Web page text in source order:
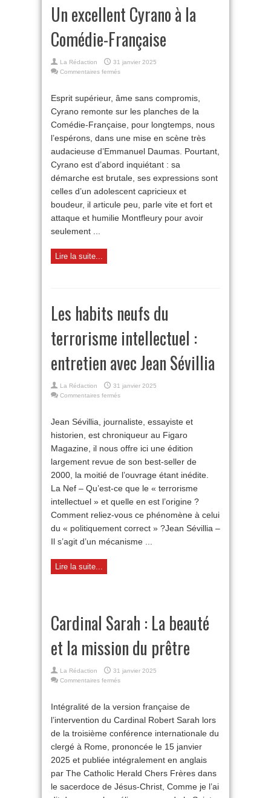
Un excellent Cyrano à la
Comédie-Française
La Rédaction
31 janvier 2025
Commentaires fermés
Cyrano
à
Comédie-
Française
Esprit supérieur, âme sans compromis,
Cyrano remonte sur les planches de la
Comédie-Française, pour longtemps, nous
l’espérons, dans une mise en scène très
audacieuse d’Emmanuel Daumas. Pourtant,
Cyrano est d’abord inquiétant : sa
démarche est brutale, ses expressions sont
celles d’un adolescent capricieux et
boudeur, il articule peu, parle vite et fort et
attaque et humilie Montfleury pour avoir
seulement ...
Lire la suite...
Les habits neufs du
terrorisme intellectuel :
entretien avec Jean Sévillia
La Rédaction
31 janvier 2025
Commentaires fermés
neufs
du
intellectuel :
entretien
avec
Sévillia
Jean Sévillia, journaliste, essayiste et
historien, est chroniqueur au Figaro
Magazine, il nous offre ici une édition
largement revue de son best-seller de
2000, la moitié de l’ouvrage étant inédite.
La Nef – Qu’est-ce que le « terrorisme
intellectuel » et quelle en est l’origine ?
Comment reliez-vous ce phénomène à celui
du « politiquement correct » ?Jean Sévillia –
Il s’agit d’un mécanisme ...
Lire la suite...
Cardinal Sarah : La beauté
et la mission du prêtre
La Rédaction
31 janvier 2025
Commentaires fermés
La
beauté
la
mission
du
prêtre
Intégralité de la version française de
l’intervention du Cardinal Robert Sarah lors
de la troisième conférence internationale du
clergé à Rome, prononcée le 15 janvier
2025 et publiée intégralement en anglais
par The Catholic Herald Chers Frères dans
le sacerdoce de Jésus-Christ, Comme je l’ai